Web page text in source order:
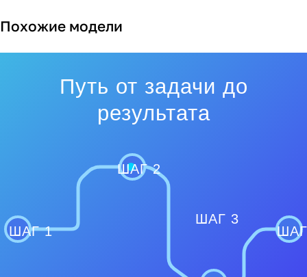
Похожие модели
Путь от задачи до
результата
ШАГ 1
ШАГ 2
ШАГ 3